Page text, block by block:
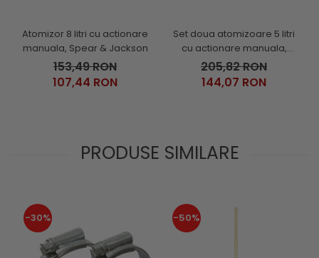
Atomizor 8 litri cu actionare
manuala, Spear & Jackson
153,49 RON
107,44 RON
Set doua atomizoare 5 litri
cu actionare manuala,
Spear & Jackson
205,82 RON
144,07 RON
PRODUSE SIMILARE
-30% -50%